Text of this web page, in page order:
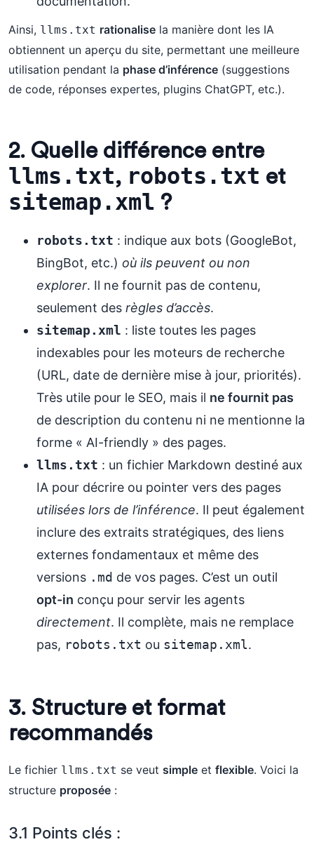
Ainsi, llms.txt rationalise la manière dont les IA
obtiennent un aperçu du site, permettant une meilleure
utilisation pendant la phase d’inférence (suggestions
de code, réponses expertes, plugins ChatGPT, etc.).
2. Quelle différence entre
llms.txt, robots.txt et
sitemap.xml ?
robots.txt : indique aux bots (GoogleBot,
BingBot, etc.) où ils peuvent ou non
explorer. Il ne fournit pas de contenu,
seulement des règles d’accès.
sitemap.xml : liste toutes les pages
indexables pour les moteurs de recherche
(URL, date de dernière mise à jour, priorités).
Très utile pour le SEO, mais il ne fournit pas
de description du contenu ni ne mentionne la
forme « AI-friendly » des pages.
llms.txt : un fichier Markdown destiné aux
IA pour décrire ou pointer vers des pages
utilisées lors de l’inférence. Il peut également
inclure des extraits stratégiques, des liens
externes fondamentaux et même des
versions .md de vos pages. C’est un outil
opt-in conçu pour servir les agents
directement. Il complète, mais ne remplace
pas, robots.txt ou sitemap.xml.
3. Structure et format
recommandés
Le fichier llms.txt se veut simple et flexible. Voici la
structure proposée :
3.1 Points clés :